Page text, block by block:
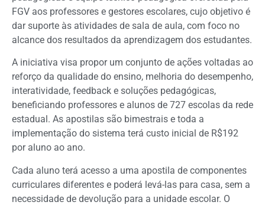
FGV aos professores e gestores escolares, cujo objetivo é
dar suporte às atividades de sala de aula, com foco no
alcance dos resultados da aprendizagem dos estudantes.
A iniciativa visa propor um conjunto de ações voltadas ao
reforço da qualidade do ensino, melhoria do desempenho,
interatividade, feedback e soluções pedagógicas,
beneficiando professores e alunos de 727 escolas da rede
estadual. As apostilas são bimestrais e toda a
implementação do sistema terá custo inicial de R$192
por aluno ao ano.
Cada aluno terá acesso a uma apostila de componentes
curriculares diferentes e poderá levá-las para casa, sem a
necessidade de devolução para a unidade escolar. O